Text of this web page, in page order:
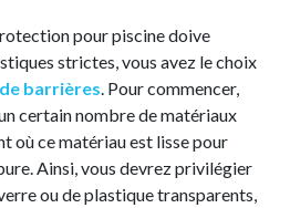
pour piscine doive
strictes, vous avez le choix
barrières . Pour commencer,
certain nombre de matériaux
où ce matériau est lisse pour
Ainsi, vous devrez privilégier
ou de plastique transparents,